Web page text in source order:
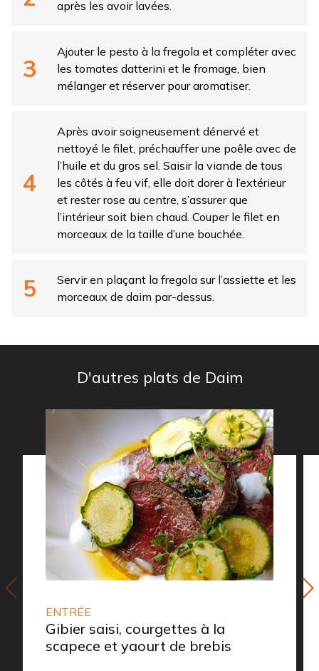
après les avoir lavées.
Ajouter le pesto à la fregola et compléter avec
les tomates datterini et le fromage, bien
mélanger et réserver pour aromatiser.
Après avoir soigneusement dénervé et
nettoyé le filet, préchauffer une poêle avec de
l’huile et du gros sel. Saisir la viande de tous
les côtés à feu vif, elle doit dorer à l’extérieur
et rester rose au centre, s’assurer que
l’intérieur soit bien chaud. Couper le filet en
morceaux de la taille d’une bouchée.
Servir en plaçant la fregola sur l’assiette et les
morceaux de daim par-dessus.
D'autres plats de Daim
ENTRÉE
Gibier saisi, courgettes à la
scapece et yaourt de brebis